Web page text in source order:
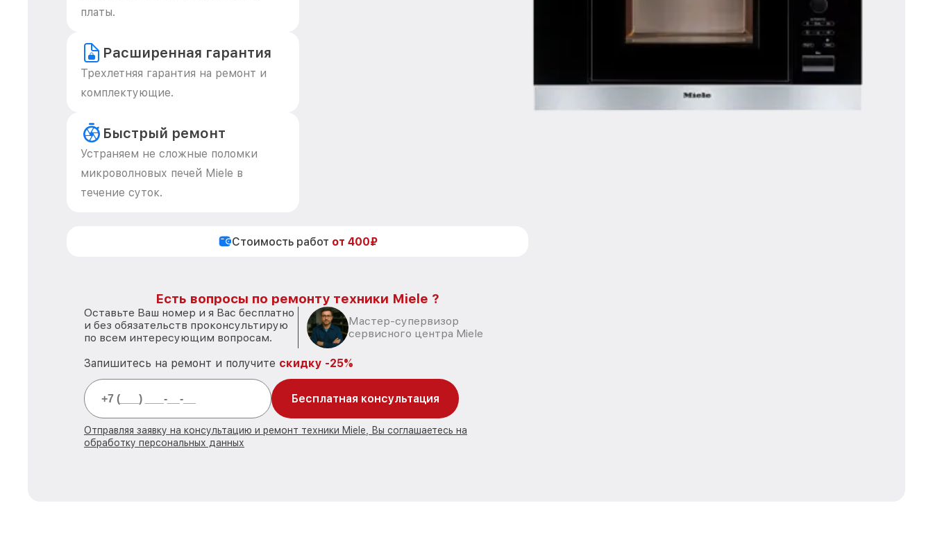
платы.
Расширенная гарантия
Трехлетняя гарантия на ремонт и
комплектующие.
Быстрый ремонт
Устраняем не сложные поломки
микроволновых печей Miele в
течение суток.
Стоимость работ от 400₽
Есть вопросы по ремонту техники Miele ?
Оставьте Ваш номер и я Вас бесплатно
и без обязательств проконсультирую
по всем интересующим вопросам.
Мастер-супервизор
сервисного центра Miele
Запишитесь на ремонт и получите скидку -25%
Бесплатная консультация
Отправляя заявку на консультацию и ремонт техники Miele, Вы соглашаетесь на
обработку персональных данных